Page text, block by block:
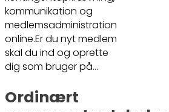
kommunikation og
medlemsadministration
online.Er du nyt medlem
skal du ind og oprette
dig som bruger på…
Ordinært